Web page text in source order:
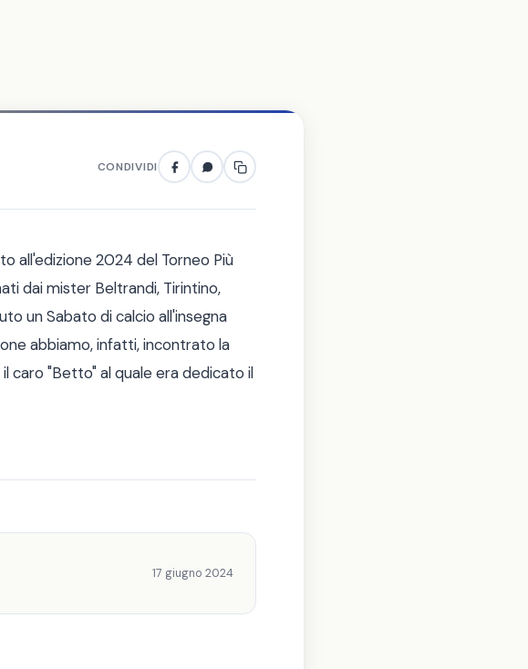
CONDIVIDI
all'edizione 2024 del Torneo Più
dai mister Beltrandi, Tirintino,
un Sabato di calcio all'insegna
abbiamo, infatti, incontrato la
caro "Betto" al quale era dedicato il
17 giugno 2024